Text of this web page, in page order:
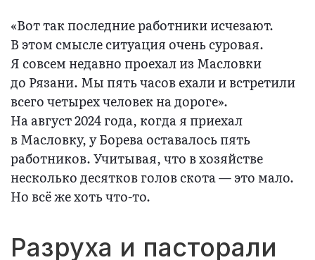
«Вот так последние работники исчезают.
В этом смысле ситуация очень суровая.
Я совсем недавно проехал из Масловки
до Рязани. Мы пять часов ехали и встретили
всего четырех человек на дороге».
На август 2024 года, когда я приехал
в Масловку, у Борева оставалось пять
работников. Учитывая, что в хозяйстве
несколько десятков голов скота — это мало.
Но всё же хоть что-то.
Разруха и пасторали